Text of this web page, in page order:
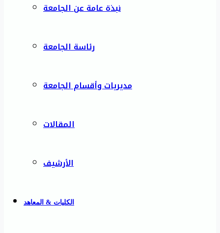
نبذة عامة عن الجامعة
رئاسة الجامعة
مديريات وأقسام الجامعة
المقالات
الأرشيف
الكليات & المعاهد